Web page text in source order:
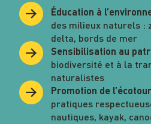
Éducation à
des milieux naturels :
delta, bords de mer
Sensibilisation au
biodiversité et à la
naturalistes
Promotion de
pratiques
nautiques, kayak,